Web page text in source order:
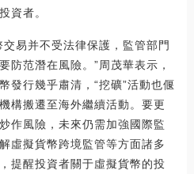
資者。
易并不受法律保護，監管部門
防范潛在風險。”周茂華表示，
發行幾乎肅清，“挖礦”活動也偃
構搬遷至海外繼續活動。要更
作風險，未來仍需加強國際監
虛擬貨幣跨境監管等方面諸多
提醒投資者關于虛擬貨幣的投